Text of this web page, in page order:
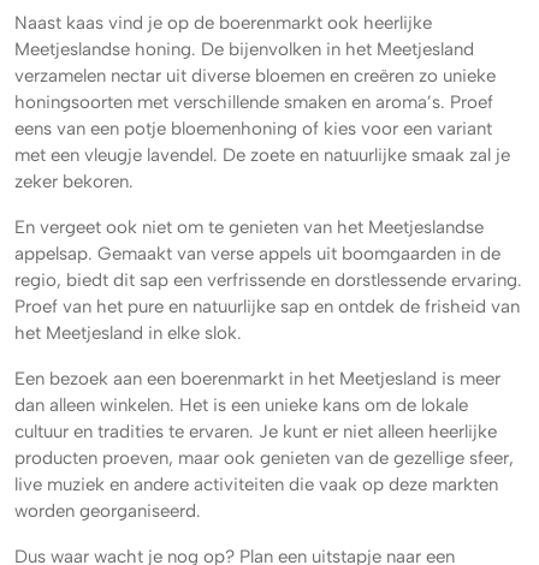
Naast kaas vind je op de boerenmarkt ook heerlijke
Meetjeslandse honing. De bijenvolken in het Meetjesland
verzamelen nectar uit diverse bloemen en creëren zo unieke
honingsoorten met verschillende smaken en aroma’s. Proef
eens van een potje bloemenhoning of kies voor een variant
met een vleugje lavendel. De zoete en natuurlijke smaak zal je
zeker bekoren.
En vergeet ook niet om te genieten van het Meetjeslandse
appelsap. Gemaakt van verse appels uit boomgaarden in de
regio, biedt dit sap een verfrissende en dorstlessende ervaring.
Proef van het pure en natuurlijke sap en ontdek de frisheid van
het Meetjesland in elke slok.
Een bezoek aan een boerenmarkt in het Meetjesland is meer
dan alleen winkelen. Het is een unieke kans om de lokale
cultuur en tradities te ervaren. Je kunt er niet alleen heerlijke
producten proeven, maar ook genieten van de gezellige sfeer,
live muziek en andere activiteiten die vaak op deze markten
worden georganiseerd.
Dus waar wacht je nog op? Plan een uitstapje naar een